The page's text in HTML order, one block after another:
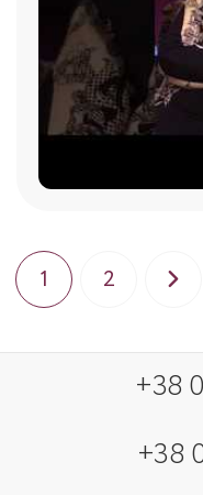
1 2
+38
+38